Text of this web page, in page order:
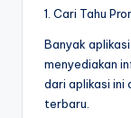
1. Cari Tahu
Banyak
menyediakan
dari aplikasi ini
terbaru.